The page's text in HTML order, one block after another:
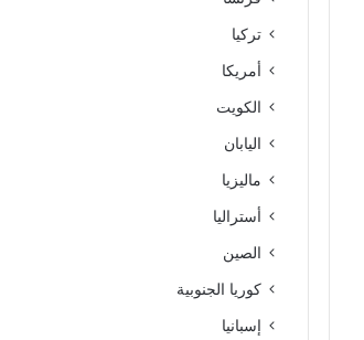
تركيا
أمريكا
الكويت
اليابان
ماليزيا
أستراليا
الصين
كوريا الجنوبية
إسبانيا